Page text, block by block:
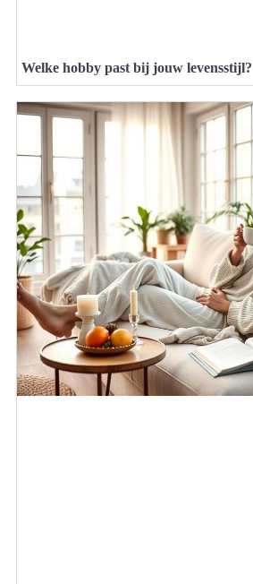
Welke hobby past bij jouw levensstijl?